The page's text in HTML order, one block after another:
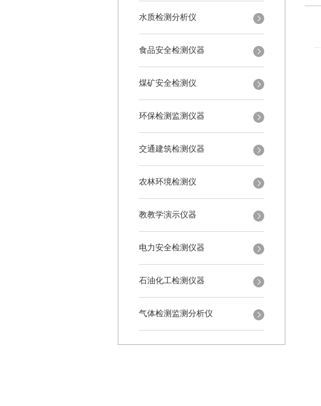
水质检测分析仪
食品安全检测仪器
煤矿安全检测仪
环保检测监测仪器
交通建筑检测仪器
农林环境检测仪
教教学演示仪器
电力安全检测仪器
石油化工检测仪器
气体检测监测分析仪